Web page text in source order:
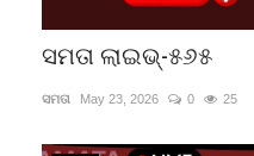
ସମତା ଲାଇଭ୍-୫୬୫
ସମତା May 23, 2026 0 25